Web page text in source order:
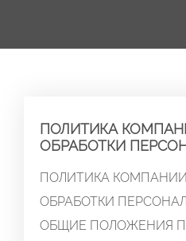
ПОЛИТИКА
ОБРАБОТКИ
ПОЛИТИКА
ОБРАБОТКИ
ОБЩИЕ ПОЛОЖЕНИЯ